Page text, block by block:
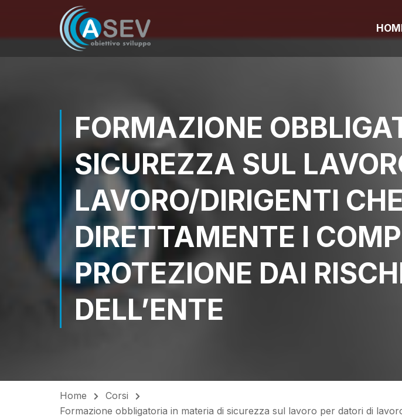
FORMAZIONE
SICUREZZA SUL
LAVORO/DIRIGENTI
DIRETTAMENTE I
PROTEZIONE DAI
DELL’ENTE
Home
Corsi
Formazione obbligatoria in materia di sicurezza sul lavoro per datori di